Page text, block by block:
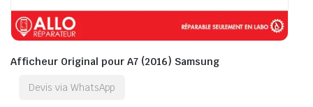
Afficheur Original pour A7 (2016) Samsung
Devis via WhatsApp